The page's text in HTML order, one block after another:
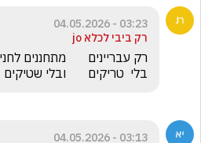
03:23 - 04.05.2026
רק ביבי לכלא jo
בלי  טריקים       ובלי שטיקים
03:13 - 04.05.2026